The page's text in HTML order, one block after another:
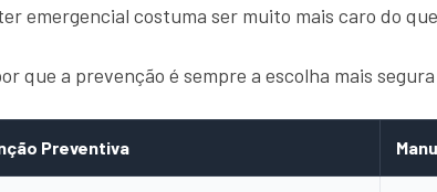
emergencial costuma ser muito mais caro do
que a prevenção é sempre a escolha mais
Preventiva